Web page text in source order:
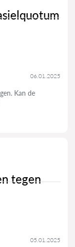
06.01.2025
Kan de
tegen
05.01.2025